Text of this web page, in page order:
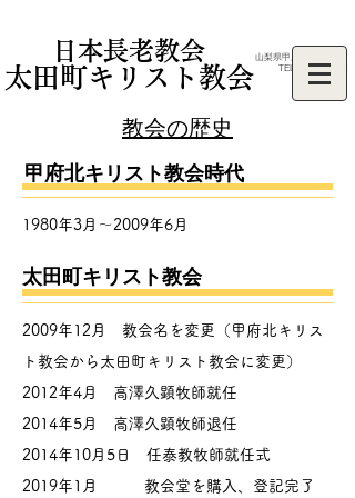
山梨県甲府市太田町3-9
TEL:
055-227-7320
日本長老教会
太田町キリスト教会
​教会の歴史
​甲府北キリスト教会時代
1980年3月～2009年6月
太田町キリスト教会
2009年12月 教会名を変更（甲府北キリス
ト教会から太田町キリスト教会に変更）
2012年4月 高澤久顕牧師就任
2014年5月 高澤久顕牧師退任
2014年10月5日 任泰教牧師就任式
​2019年1月 教会堂を購入、登記完了